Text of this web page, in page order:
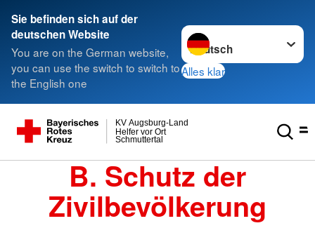
Sie befinden sich auf der
deutschen Website
You are on the German website,
you can use the switch to switch to
the English one
Sprache wechseln zu
Alles klar
Schmuttertal
Helfer vor Ort
KV Augsburg-Land
B. Schutz der
Zivilbevölkerung